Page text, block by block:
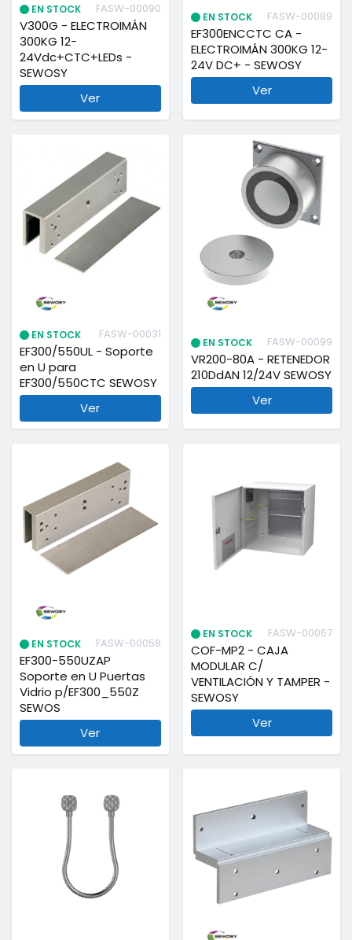
EN STOCK FASW-00090
V300G - ELECTROIMÁN
300KG 12-
24Vdc+CTC+LEDs -
SEWOSY
Ver
EN STOCK FASW-00089
EF300ENCCTC CA -
ELECTROIMÁN 300KG 12-
24V DC+ - SEWOSY
Ver
EN STOCK FASW-00031
EF300/550UL - Soporte
en U para
EF300/550CTC SEWOSY
Ver
EN STOCK FASW-00099
VR200-80A - RETENEDOR
210DdAN 12/24V SEWOSY
Ver
EN STOCK FASW-00058
EF300-550UZAP
Soporte en U Puertas
Vidrio p/EF300_550Z
SEWOS
Ver
EN STOCK FASW-00067
COF-MP2 - CAJA
MODULAR C/
VENTILACIÓN Y TAMPER -
SEWOSY
Ver